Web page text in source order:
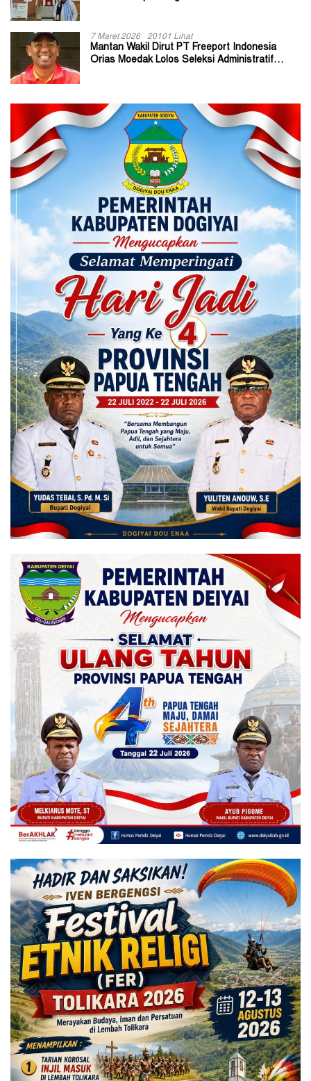
7 Maret 2026 20101 Lihat
Mantan Wakil Dirut PT Freeport Indonesia
Orias Moedak Lolos Seleksi Administratif